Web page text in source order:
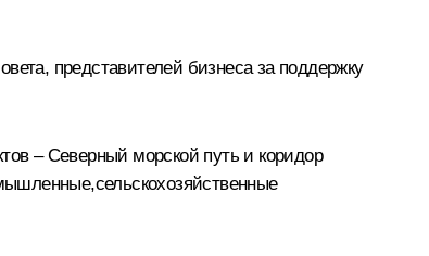
представителей бизнеса за поддержку
– Северный морской путь и коридор